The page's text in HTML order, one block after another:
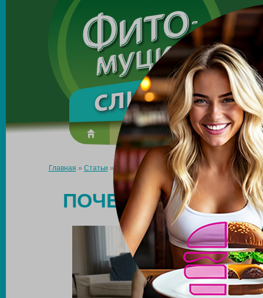
Made in the UK
О препарате Усиль эффект
Главная » Статьи »Почему после родов сложно похудеть
ПОЧЕМУ ПОСЛЕ